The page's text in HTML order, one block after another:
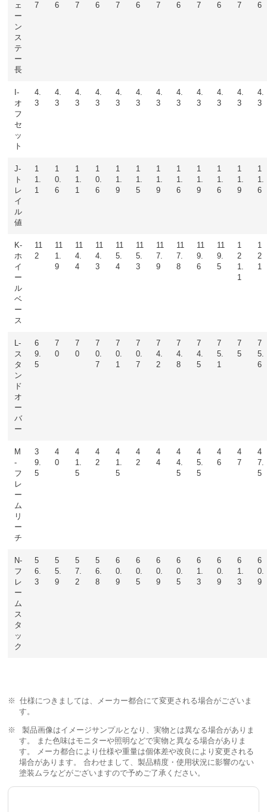
ェ
ー
ン
ス
テ
ー
長
7
6
7
6
7
6
7
6
7
6
7
6
I-
オ
フ
セ
ッ
ト
4.
3
4.
3
4.
3
4.
3
4.
3
4.
3
4.
3
4.
3
4.
3
4.
3
4.
3
4.
3
J-
ト
レ
イ
ル
値
1
1.
1
1
0.
6
1
1.
1
1
0.
6
1
1.
9
1
1.
5
1
1.
9
1
1.
6
1
1.
9
1
1.
6
1
1.
9
1
1.
6
K-
ホ
イ
ー
ル
ベ
ー
ス
11
2
11
1.
9
11
4.
4
11
4.
3
11
5.
4
11
5.
3
11
7.
9
11
7.
8
11
9.
6
11
9.
5
1
2
1.
1
1
2
1
L-
ス
タ
ン
ド
オ
ー
バ
ー
6
9.
5
7
0
7
0
7
0.
7
7
0.
1
7
0.
7
7
4.
2
7
4.
8
7
4.
5
7
5.
1
7
5
7
5.
6
M
-
フ
レ
ー
ム
リ
ー
チ
3
9.
5
4
0
4
1.
5
4
2
4
1.
5
4
2
4
4
4
4.
5
4
5.
5
4
6
4
7
4
7.
5
N-
フ
レ
ー
ム
ス
タ
ッ
ク
5
6.
3
5
5.
9
5
7.
2
5
6.
8
6
0.
9
6
0.
5
6
0.
9
6
0.
5
6
1.
3
6
0.
9
6
1.
3
6
0.
9
仕様につきましては、メーカー都合にて変更される場合がございま
す。
製品画像はイメージサンプルとなり、実物とは異なる場合がありま
す。 また色味はモニターや照明などで実物と異なる場合がありま
す。 メーカ都合により仕様や重量は個体差や改良により変更される
場合があります。 合わせまして、製品精度・使用状況に影響のない
塗装ムラなどがございますので予めご了承ください。